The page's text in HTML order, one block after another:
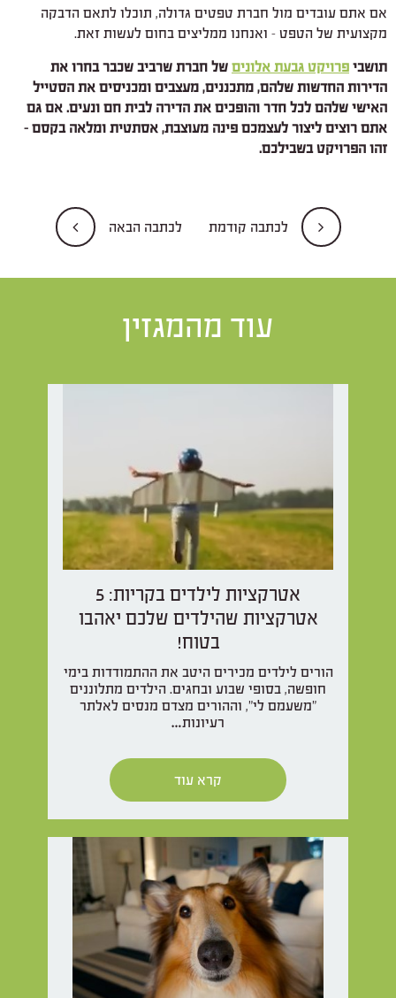
אם אתם עובדים מול חברת טפטים גדולה, תוכלו לתאם הדבקה
מקצועית של הטפט – ואנחנו ממליצים בחום לעשות זאת.
תושבי פרויקט גבעת אלונים של חברת שרביב שכבר בחרו את
הדירות החדשות שלהם, מתכננים, מעצבים ומכניסים את הסטייל
האישי שלהם לכל חדר והופכים את הדירה לבית חם ונעים. אם גם
אתם רוצים ליצור לעצמכם פינה מעוצבת, אסתטית ומלאה בקסם –
זהו הפרויקט בשבילכם.
לכתבה קודמת לכתבה הבאה
עוד מהמגזין
אטרקציות לילדים בקריות: 5
אטרקציות שהילדים שלכם יאהבו
בטוח!
הורים לילדים מכירים היטב את ההתמודדות בימי
חופשה, בסופי שבוע ובחגים. הילדים מתלוננים
"משעמם לי", וההורים מצדם מנסים לאלתר
רעיונות…
קרא עוד